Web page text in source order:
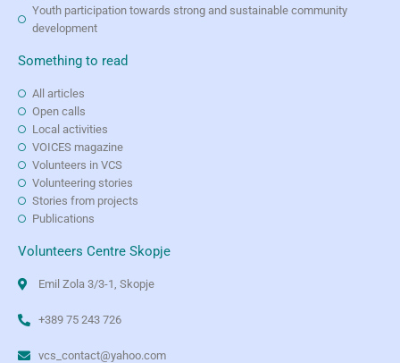
Youth participation towards strong and sustainable community
development
Something to read
All articles
Open calls
Local activities
VOICES magazine
Volunteers in VCS
Volunteering stories
Stories from projects
Publications
Volunteers Centre Skopje
Emil Zola 3/3-1, Skopje
+389 75 243 726
vcs_contact@yahoo.com